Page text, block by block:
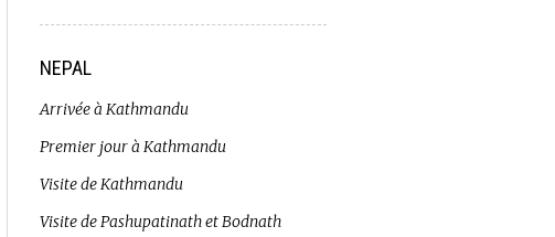
NEPAL
Arrivée à Kathmandu
Premier jour à Kathmandu
Visite de Kathmandu
Visite de Pashupatinath et Bodnath